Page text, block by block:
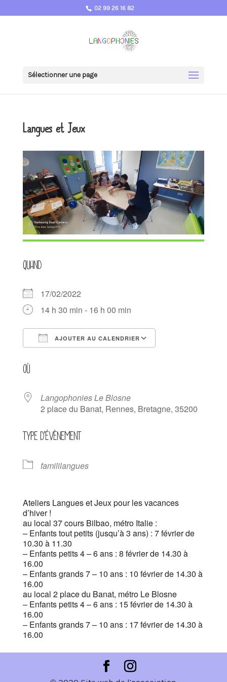
02 99 26 16 82
Sélectionner une page
Langues et Jeux
QUAND
17/02/2022
14 h 30 min - 16 h 00 min
AJOUTER AU CALENDRIER
OÙ
Langophonies Le Blosne
2 place du Banat, Rennes, Bretagne, 35200
TYPE D’ÉVÈNEMENT
famililangues
Ateliers Langues et Jeux pour les vacances
d’hiver !
au local 37 cours Bilbao, métro Italie :
– Enfants tout petits (jusqu’à 3 ans) : 7 février de
10.30 à 11.30
– Enfants petits 4 – 6 ans : 8 février de 14.30 à
16.00
– Enfants grands 7 – 10 ans : 10 février de 14.30 à
16.00
au local 2 place du Banat, métro Le Blosne
– Enfants petits 4 – 6 ans : 15 février de 14.30 à
16.00
– Enfants grands 7 – 10 ans : 17 février de 14.30 à
16.00